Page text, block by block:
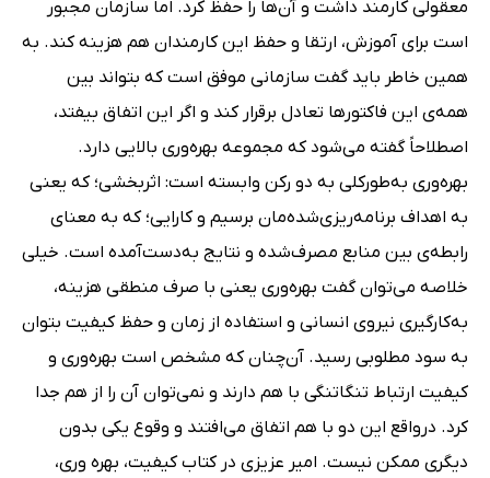
معقولی کارمند داشت و آن‌ها را حفظ کرد. اما سازمان مجبور
است برای آموزش، ارتقا و حفظ این کارمندان هم هزینه کند. به
همین خاطر باید گفت سازمانی موفق است که بتواند بین
همه‌ی این فاکتورها تعادل برقرار کند و اگر این اتفاق بیفتد،
اصطلاحاً گفته می‌شود که مجموعه بهره‌وری بالایی دارد.
بهره‌وری به‌طورکلی به دو رکن وابسته است: اثربخشی؛ که یعنی
به اهداف برنامه‌ریزی‌شده‌مان برسیم و کارایی؛ که به معنای
رابطه‌ی بین منابع مصرف‌شده و نتایج به‌دست‌آمده است. خیلی
خلاصه می‌توان گفت بهره‌وری یعنی با صرف منطقی هزینه،
به‌کارگیری نیروی انسانی و استفاده از زمان و حفظ کیفیت بتوان
به سود مطلوبی رسید. آن‌چنان که مشخص است بهره‌وری و
کیفیت ارتباط تنگاتنگی با هم دارند و نمی‌توان آن را از هم جدا
کرد. درواقع این دو با هم اتفاق می‌افتند و وقوع یکی بدون
دیگری ممکن نیست. امیر عزیزی در کتاب کیفیت، بهره وری،